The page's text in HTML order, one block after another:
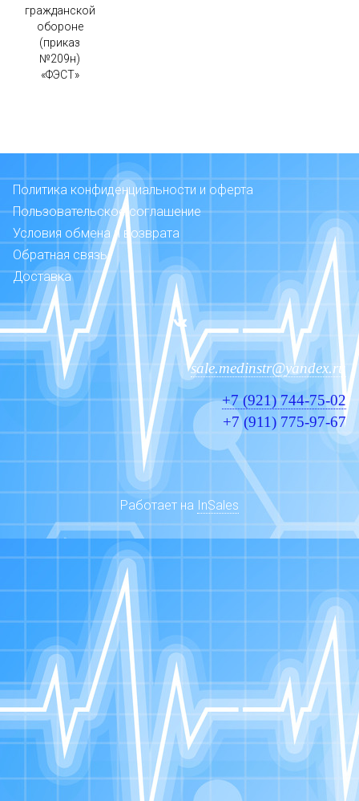
гражданской
обороне
(приказ
№209н)
«ФЭСТ»
Политика конфиденциальности и оферта
Пользовательское соглашение
Условия обмена и возврата
Обратная связь
Доставка
sale.medinstr@yandex.ru
+7 (921) 744-75-02
+7 (911) 775-97-67
Работает на InSales